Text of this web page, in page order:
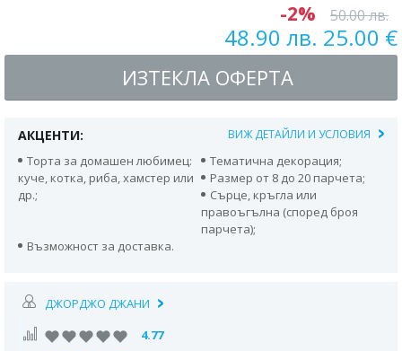
-2% 50.00 лв.
48.90 лв. 25.00 €
ИЗТЕКЛА ОФЕРТА
АКЦЕНТИ: ВИЖ ДЕТАЙЛИ И УСЛОВИЯ
Торта за домашен любимец:
куче, котка, риба, хамстер или
др.;
Тематична декорация;
Размер от 8 до 20 парчета;
Сърце, кръгла или
правоъгълна (според броя
парчета);
Възможност за доставка.
ДЖОРДЖО ДЖАНИ
4.77